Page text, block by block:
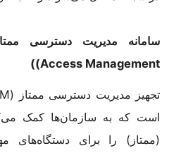
سامانه مدیریت دسترسی
Access Management)
)
است که به سازمان‌ها کمک
(ممتاز) را برای